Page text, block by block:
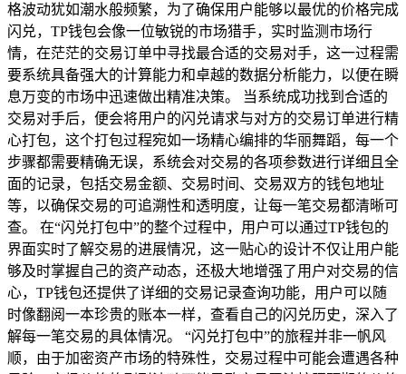
格波动犹如潮水般频繁，为了确保用户能够以最优的价格完成
闪兑，TP钱包会像一位敏锐的市场猎手，实时监测市场行
情，在茫茫的交易订单中寻找最合适的交易对手，这一过程需
要系统具备强大的计算能力和卓越的数据分析能力，以便在瞬
息万变的市场中迅速做出精准决策。 当系统成功找到合适的
交易对手后，便会将用户的闪兑请求与对方的交易订单进行精
心打包，这个打包过程宛如一场精心编排的华丽舞蹈，每一个
步骤都需要精确无误，系统会对交易的各项参数进行详细且全
面的记录，包括交易金额、交易时间、交易双方的钱包地址
等，以确保交易的可追溯性和透明度，让每一笔交易都清晰可
查。 在“闪兑打包中”的整个过程中，用户可以通过TP钱包的
界面实时了解交易的进展情况，这一贴心的设计不仅让用户能
够及时掌握自己的资产动态，还极大地增强了用户对交易的信
心，TP钱包还提供了详细的交易记录查询功能，用户可以随
时像翻阅一本珍贵的账本一样，查看自己的闪兑历史，深入了
解每一笔交易的具体情况。 “闪兑打包中”的旅程并非一帆风
顺，由于加密资产市场的特殊性，交易过程中可能会遭遇各种